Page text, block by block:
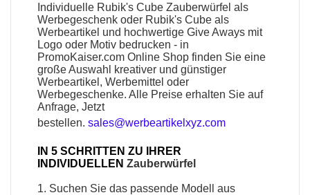
Individuelle Rubik's Cube Zauberwürfel als
Werbegeschenk oder Rubik's Cube als
Werbeartikel und hochwertige Give Aways mit
Logo oder Motiv bedrucken - in
PromoKaiser.com Online Shop finden Sie eine
große Auswahl kreativer und günstiger
Werbeartikel, Werbemittel oder
Werbegeschenke. Alle Preise erhalten Sie auf
Anfrage, Jetzt
bestellen.sales@werbeartikelxyz.com
IN 5 SCHRITTEN ZU IHRER
INDIVIDUELLENZauberwürfel
1. Suchen Sie das passende Modell aus